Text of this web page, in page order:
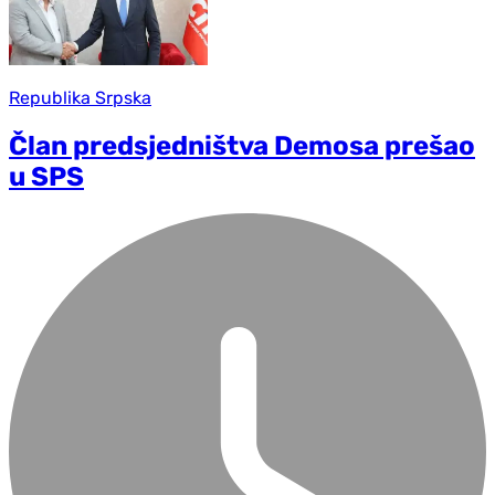
Republika Srpska
Član predsjedništva Demosa prešao
u SPS